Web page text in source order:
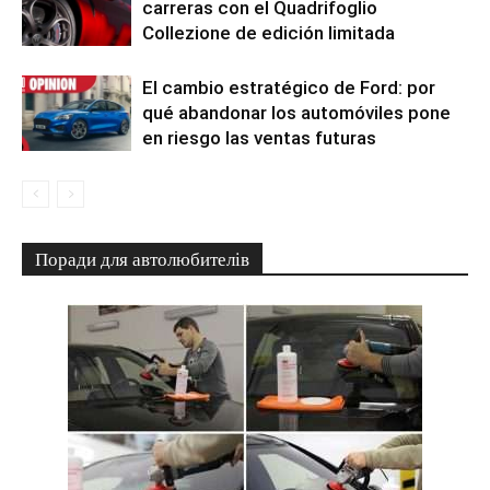
carreras con el Quadrifoglio
Collezione de edición limitada
El cambio estratégico de Ford: por
qué abandonar los automóviles pone
en riesgo las ventas futuras
Поради для автолюбителів